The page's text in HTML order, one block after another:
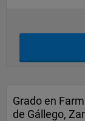
Grado en
de Gállego,